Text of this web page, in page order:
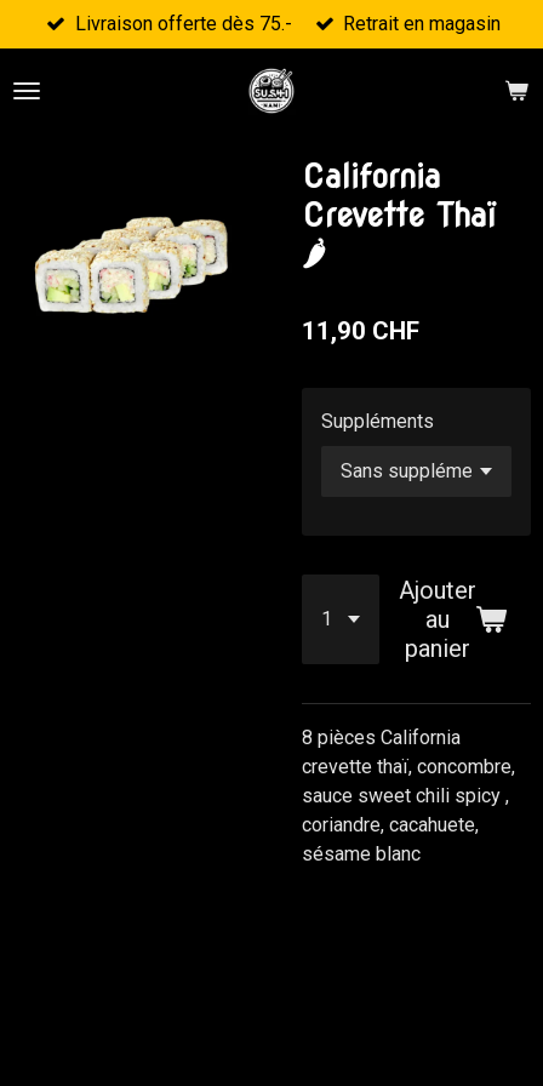
Passer
au
contenu
Livraison offerte dès 75.- Retrait en magasin
California
Crevette Thaï
🌶
11,90 CHF
Suppléments
Ajouter
au
panier
8 pièces California
crevette thaï, concombre,
sauce sweet chili spicy ,
coriandre, cacahuete,
sésame blanc